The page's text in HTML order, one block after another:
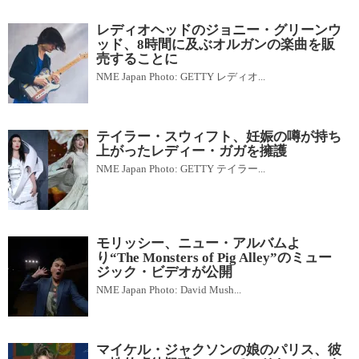
レディオヘッドのジョニー・グリーンウ
ッド、8時間に及ぶオルガンの楽曲を販
売することに
NME Japan Photo: GETTY レディオ...
テイラー・スウィフト、妊娠の噂が持ち
上がったレディー・ガガを擁護
NME Japan Photo: GETTY テイラー...
モリッシー、ニュー・アルバムよ
り“The Monsters of Pig Alley”のミュー
ジック・ビデオが公開
NME Japan Photo: David Mush...
マイケル・ジャクソンの娘のパリス、彼